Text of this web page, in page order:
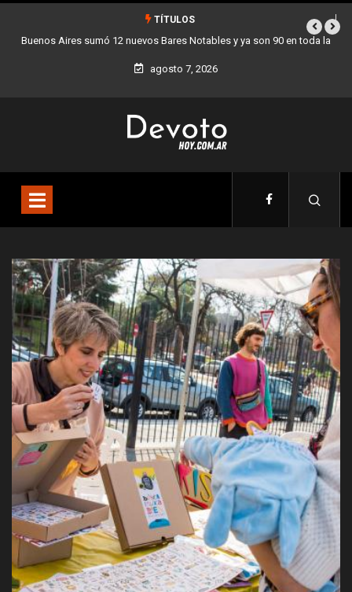
TÍTULOS
toda la Los stands móviles de la Ciudad llegan esta semana a Villa
agosto 7, 2026